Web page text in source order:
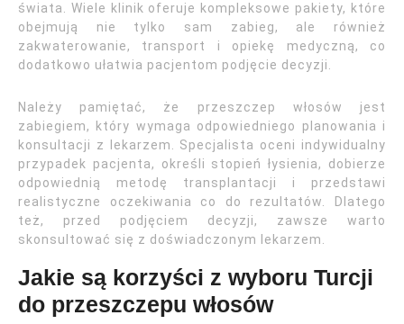
świata. Wiele klinik oferuje kompleksowe pakiety, które
obejmują nie tylko sam zabieg, ale również
zakwaterowanie, transport i opiekę medyczną, co
dodatkowo ułatwia pacjentom podjęcie decyzji.
Należy pamiętać, że przeszczep włosów jest
zabiegiem, który wymaga odpowiedniego planowania i
konsultacji z lekarzem. Specjalista oceni indywidualny
przypadek pacjenta, określi stopień łysienia, dobierze
odpowiednią metodę transplantacji i przedstawi
realistyczne oczekiwania co do rezultatów. Dlatego
też, przed podjęciem decyzji, zawsze warto
skonsultować się z doświadczonym lekarzem.
Jakie są korzyści z wyboru Turcji
do przeszczepu włosów